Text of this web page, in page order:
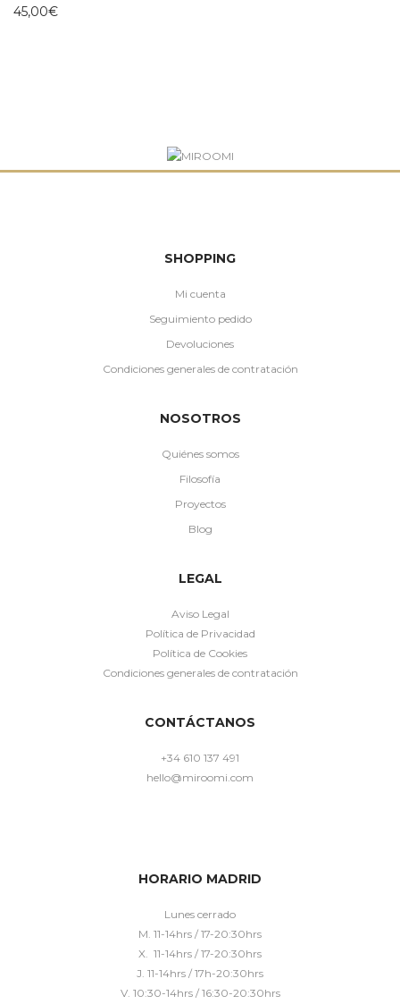
45,00€
SHOPPING
Mi cuenta
Seguimiento pedido
Devoluciones
Condiciones generales de contratación
NOSOTROS
Quiénes somos
Filosofía
Proyectos
Blog
LEGAL
Aviso Legal
Política de Privacidad
Política de Cookies
Condiciones generales de contratación
CONTÁCTANOS
+34 610 137 491
hello@miroomi.com
HORARIO MADRID
Lunes cerrado
M. 11-14hrs / 17-20:30hrs
X. 11-14hrs / 17-20:30hrs
J. 11-14hrs / 17h-20:30hrs
V. 10:30-14hrs / 16:30-20:30hrs